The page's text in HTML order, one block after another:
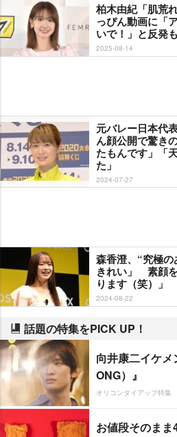
柏木由紀「肌荒
っぴん動画に「
いで！」と反発
2025-08-14
元バレー日本代
ん顔公開で驚き
たもんです」「
た」
2024-07-27
森香澄、“究極
きれい」 素顔
ります（笑）」
2024-08-22
話題の特集をPICK UP！
向井康二イケ
ONG）』
オリコンタイアップ特集
お値段そのま